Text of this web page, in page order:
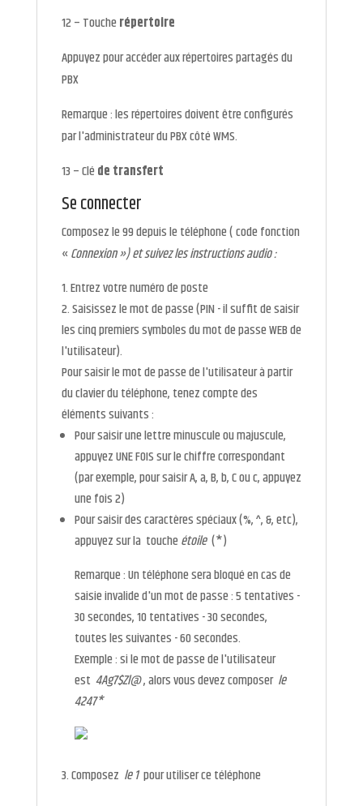
12 – Touche répertoire
Appuyez pour accéder aux répertoires partagés du
PBX
Remarque : les répertoires doivent être configurés
par l'administrateur du PBX côté WMS.
13 – Clé de transfert
Se connecter
Composez le 99 depuis le téléphone (code fonction
«Connexion ») et suivez les instructions audio :
Entrez votre numéro de poste
Saisissez le mot de passe (PIN - il suffit de saisir
les cinq premiers symboles du mot de passe WEB de
l'utilisateur).
Pour saisir le mot de passe de l'utilisateur à partir
du clavier du téléphone, tenez compte des
éléments suivants :
Pour saisir une lettre minuscule ou majuscule,
appuyez UNE FOIS sur le chiffre correspondant
(par exemple, pour saisir A, a, B, b, C ou c, appuyez
une fois 2)
Pour saisir des caractères spéciaux (%, ^, &, etc),
appuyez sur la touche étoile(*)
Remarque : Un téléphone sera bloqué en cas de
saisie invalide d'un mot de passe : 5 tentatives -
30 secondes, 10 tentatives - 30 secondes,
toutes les suivantes - 60 secondes.
Exemple : si le mot de passe de l'utilisateur
est 4Ag7$Zl@, alors vous devez composer le
4247*
Composez le 1pour utiliser ce téléphone